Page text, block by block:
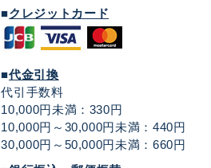
■クレジットカード
■代金引換
代引手数料
10,000円未満：330円
10,000円～30,000円未満：440円
30,000円～50,000円未満：660円